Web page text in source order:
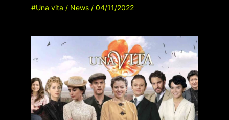
#Una vita / News/ 04/11/2022